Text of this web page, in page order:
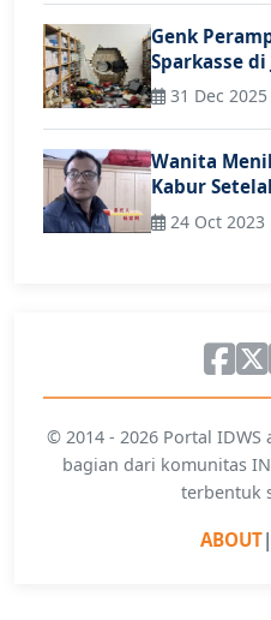
Genk
Sparkasse di
31 Dec
Wanita
Kabur
24 Oct 2023
© 2014 - 2026 Portal
bagian dari komunitas
terbentuk
ABOUT|